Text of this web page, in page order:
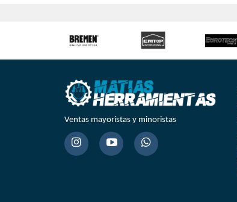
Ventas mayoristas y minoristas